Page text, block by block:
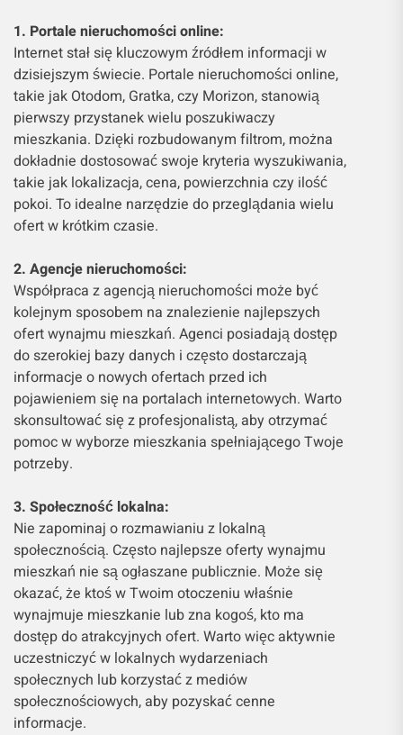
1. Portale nieruchomości online:
Internet stał się kluczowym źródłem informacji w
dzisiejszym świecie. Portale nieruchomości online,
takie jak Otodom, Gratka, czy Morizon, stanowią
pierwszy przystanek wielu poszukiwaczy
mieszkania. Dzięki rozbudowanym filtrom, można
dokładnie dostosować swoje kryteria wyszukiwania,
takie jak lokalizacja, cena, powierzchnia czy ilość
pokoi. To idealne narzędzie do przeglądania wielu
ofert w krótkim czasie.
2. Agencje nieruchomości:
Współpraca z agencją nieruchomości może być
kolejnym sposobem na znalezienie najlepszych
ofert wynajmu mieszkań. Agenci posiadają dostęp
do szerokiej bazy danych i często dostarczają
informacje o nowych ofertach przed ich
pojawieniem się na portalach internetowych. Warto
skonsultować się z profesjonalistą, aby otrzymać
pomoc w wyborze mieszkania spełniającego Twoje
potrzeby.
3. Społeczność lokalna:
Nie zapominaj o rozmawianiu z lokalną
społecznością. Często najlepsze oferty wynajmu
mieszkań nie są ogłaszane publicznie. Może się
okazać, że ktoś w Twoim otoczeniu właśnie
wynajmuje mieszkanie lub zna kogoś, kto ma
dostęp do atrakcyjnych ofert. Warto więc aktywnie
uczestniczyć w lokalnych wydarzeniach
społecznych lub korzystać z mediów
społecznościowych, aby pozyskać cenne
informacje.